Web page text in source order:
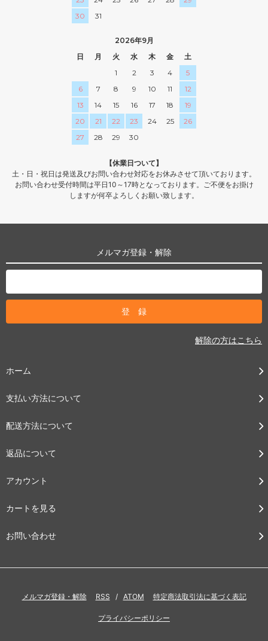
30
31
2026年9月
日
月 火 水 木 金
土
1
2 3 4
5
6
7 8 9 10 11
12
13
14 15 16 17 18
19
20
21 22 23 24 25
26
27
28 29 30
【休業日ついて】
土・日・祝日は発送及びお問い合わせ対応をお休みさせて頂いております。
お問い合わせ受付時間は平日10～17時となっております。ご不便をお掛け
しますが何卒よろしくお願い致します。
メルマガ登録・解除
解除の方はこちら
ホーム
支払い方法について
配送方法について
返品について
アカウント
カートを見る
お問い合わせ
メルマガ登録・解除 RSS / ATOM 特定商法取引法に基づく表記
プライバシーポリシー